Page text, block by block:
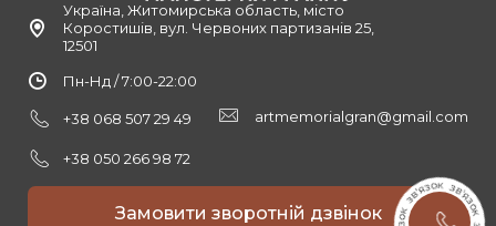
Україна, Житомирська область, місто
Коростишів, вул. Червоних партизанів 25,
12501
Пн-Нд / 7:00-22:00
+38 068 507 29 49
+38 050 266 98 72
artmemorialgran@gmail.com
Замовити зворотній дзвінок